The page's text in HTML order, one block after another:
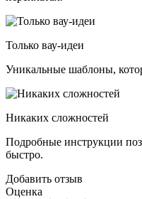
Только вау-идеи
Уникальные шаблоны,
Никаких сложностей
Подробные инструкции
быстро.
Добавить отзыв
Оценка